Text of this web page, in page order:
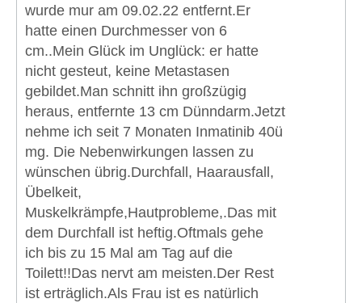
wurde mur am 09.02.22 entfernt.Er
hatte einen Durchmesser von 6
cm..Mein Glück im Unglück: er hatte
nicht gesteut, keine Metastasen
gebildet.Man schnitt ihn großzügig
heraus, entfernte 13 cm Dünndarm.Jetzt
nehme ich seit 7 Monaten Inmatinib 40ü
mg. Die Nebenwirkungen lassen zu
wünschen übrig.Durchfall, Haarausfall,
Übelkeit,
Muskelkrämpfe,Hautprobleme,.Das mit
dem Durchfall ist heftig.Oftmals gehe
ich bis zu 15 Mal am Tag auf die
Toilett!!Das nervt am meisten.Der Rest
ist erträglich.Als Frau ist es natürlich